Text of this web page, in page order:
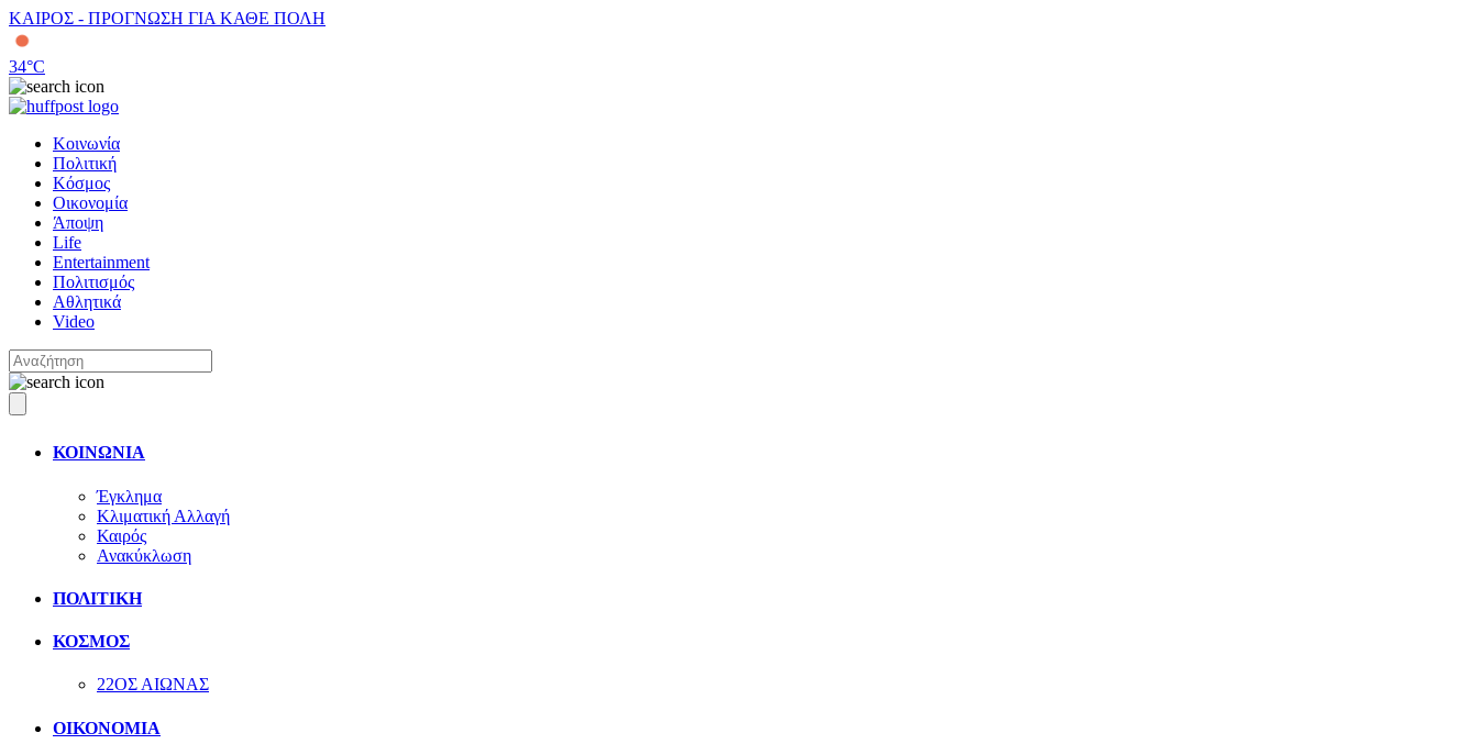
ΚΑΙΡΟΣ - ΠΡΟΓΝΩΣΗ ΓΙΑ ΚΑΘΕ ΠΟΛΗ
34°C
Κοινωνία
Πολιτική
Κόσμος
Οικονομία
Άποψη
Life
Entertainment
Πολιτισμός
Αθλητικά
Video
ΚΟΙΝΩΝΙΑ
Έγκλημα
Κλιματική Αλλαγή
Καιρός
Ανακύκλωση
ΠΟΛΙΤΙΚΗ
ΚΟΣΜΟΣ
22ΟΣ ΑΙΩΝΑΣ
ΟΙΚΟΝΟΜΙΑ